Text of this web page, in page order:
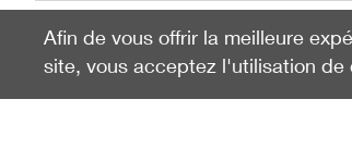
Afin de vous offrir la meilleure
site, vous acceptez l'utilisation